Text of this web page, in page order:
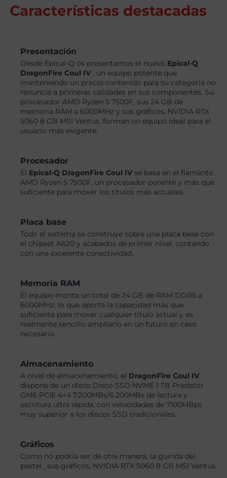
Características destacadas
Presentación
Desde Epical-Q os presentamos el nuevo Epical-Q
DragonFire Coul IV , un equipo potente que
manteniendo un precio contenido para su categoría no
renuncia a primeras calidades en sus componentes. Su
procesador AMD Ryzen 5 7500F, sus 24 GB de
memoria RAM a 6000MHz y sus gráficos, NVIDIA RTX
5060 8 GB MSI Ventus, forman un equipo ideal para el
usuario más exigente.
Procesador
El Epical-Q DragonFire Coul IV se basa en el flamante
AMD Ryzen 5 7500F, un procesador potente y más que
suficiente para mover los títulos más actuales.
Placa base
Todo el sistema se construye sobre una placa base con
el chipset A620 y acabados de primer nivel, contando
con una excelente conectividad.
Memoria RAM
El equipo monta un total de 24 GB de RAM DDR5 a
6000MHz, lo que aporta la capacidad más que
suficiente para mover cualquier título actual y es
realmente sencillo ampliarlo en un futuro en caso
necesario.
Almacenamiento
A nivel de almacenamiento, el DragonFire Coul IV
dispone de un disco Disco SSD NVME 1 TB Predator
GM6 PCIE 4×4 7.200MBs/6.200MBs de lectura y
escritura ultra rápida, con velocidades de 7100MBps
muy superior a los discos SSD tradicionales. .
Gráficos
Como no podría ser de otra manera, la guinda del
pastel , sus gráficos, NVIDIA RTX 5060 8 GB MSI Ventus.